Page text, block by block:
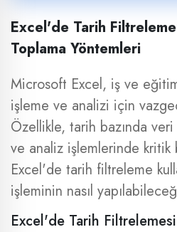
Excel'de Tarih
Toplama Yöntemleri
Microsoft Excel, iş ve
işleme ve analizi için
Özellikle, tarih bazında
ve analiz işlemlerinde
Excel'de tarih filtreleme
işleminin nasıl
Excel'de Tarih